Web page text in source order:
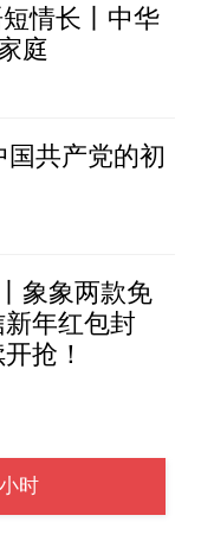
情长丨中华
庭
共产党的初
象象两款免
新年红包封
抢！
时